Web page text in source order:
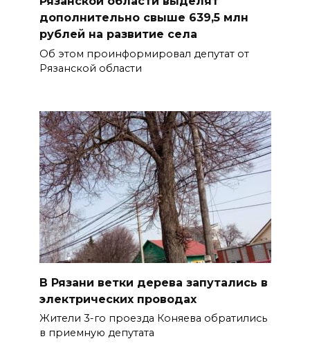
дополнительно свыше 639,5 млн
рублей на развитие села
Об этом проинформировал депутат от
Рязанской области
В Рязани ветки дерева запутались в
электрических проводах
Жители 3-го проезда Коняева обратились
в приемную депутата